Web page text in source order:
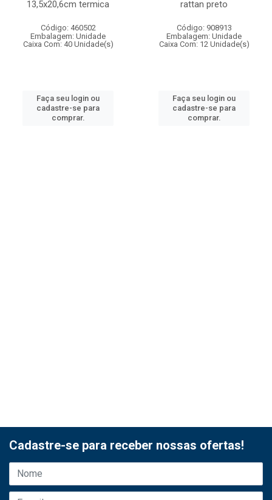
13,5x20,6cm termica
Código: 460502
Embalagem: Unidade
Caixa Com: 40 Unidade(s)
Faça seu login ou
cadastre-se para
comprar.
rattan preto
Código: 908913
Embalagem: Unidade
Caixa Com: 12 Unidade(s)
Faça seu login ou
cadastre-se para
comprar.
Cadastre-se para receber nossas ofertas!